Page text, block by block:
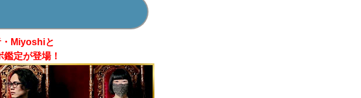
・Miyoshiと
定が登場！